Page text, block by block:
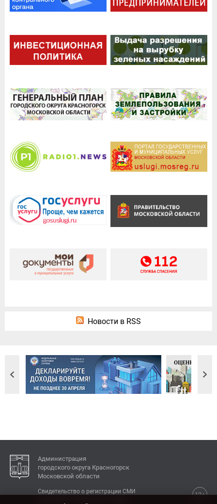
Новости в RSS
Администрация
городского округа Красногорск
Московской области
12+
Свидетельство о регистрации СМИ